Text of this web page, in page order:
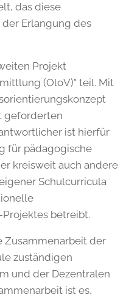
das diese
Erlangung des
Projekt
(OloV)" teil. Mit
geforderten
ist hierfür
für pädagogische
kreisweit auch andere
Schulcurricula
betreibt.
Zusammenarbeit der
zuständigen
und der Dezentralen
ist es,